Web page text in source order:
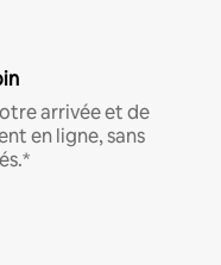
arrivée et de
en ligne, sans